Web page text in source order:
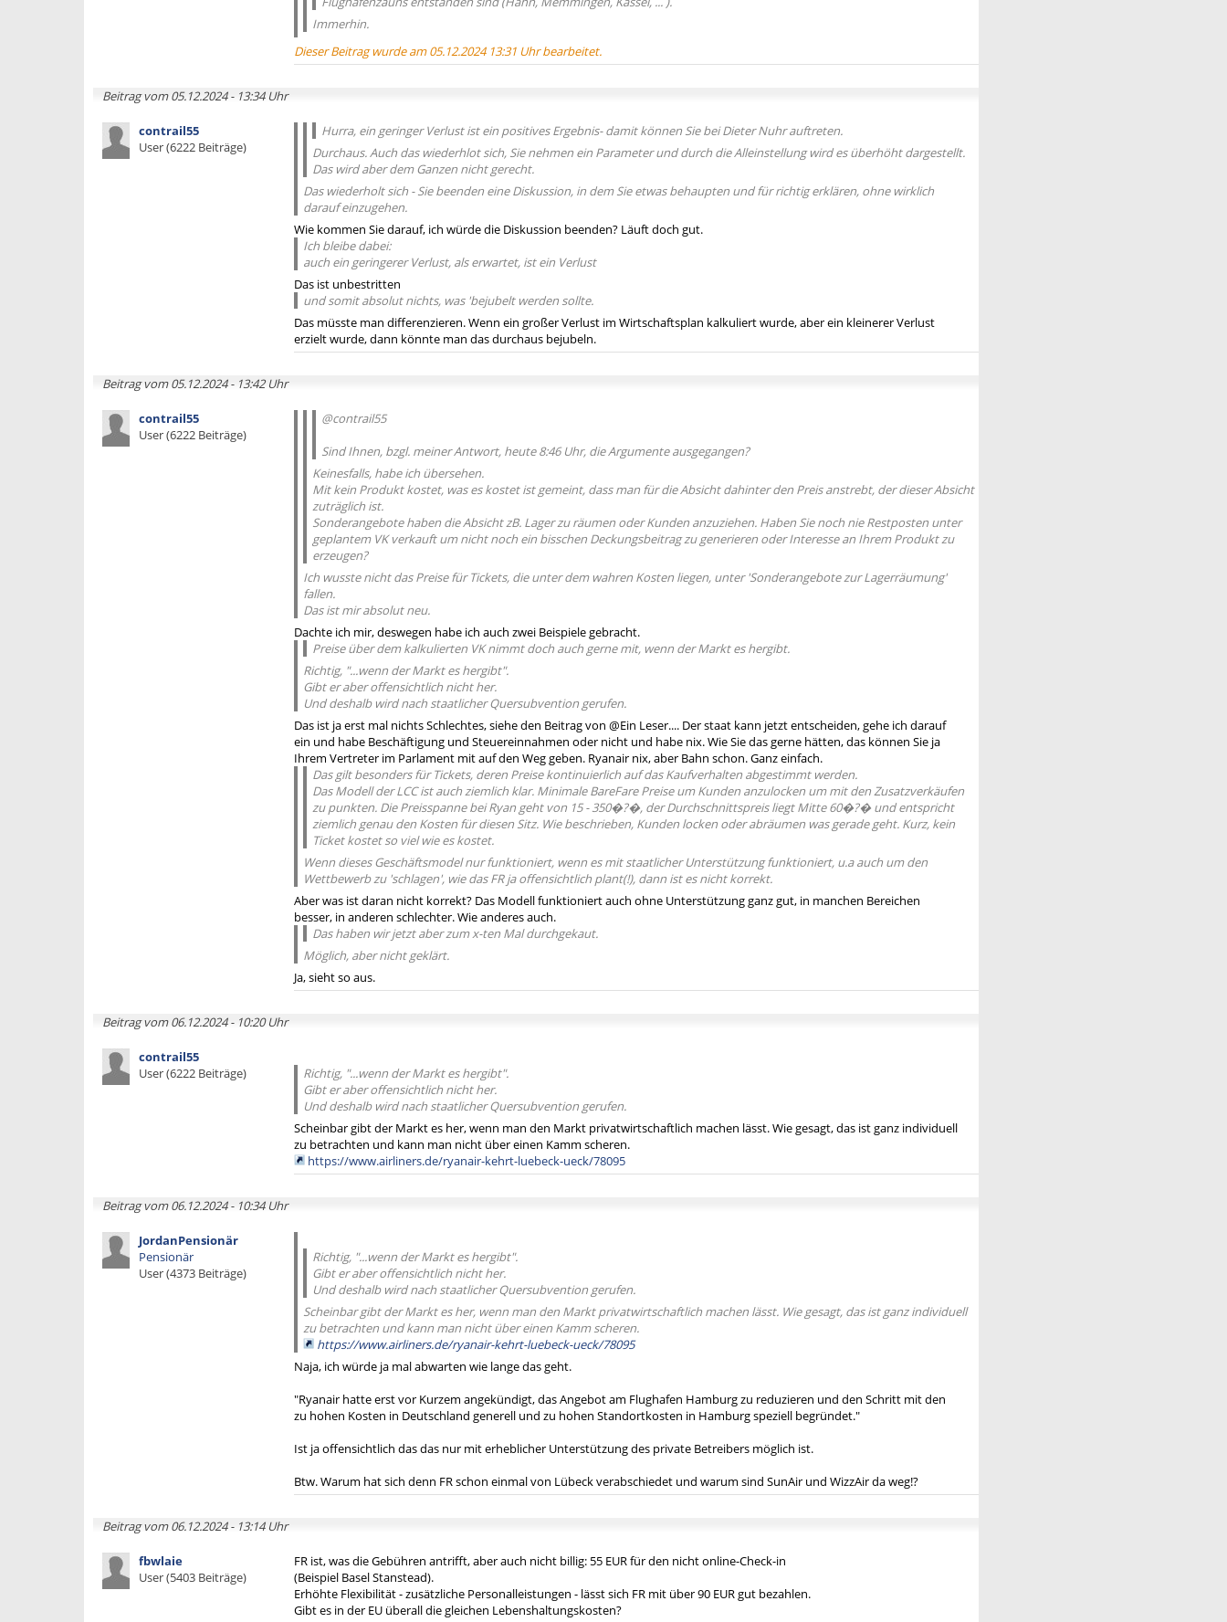
Immerhin.
Dieser Beitrag wurde am 05.12.2024 13:31 Uhr bearbeitet.
Beitrag vom 05.12.2024 - 13:34 Uhr
contrail55
User (6222 Beiträge)
Hurra, ein geringer Verlust ist ein positives Ergebnis- damit können Sie bei Dieter Nuhr auftreten.
Durchaus. Auch das wiederhlot sich, Sie nehmen ein Parameter und durch die Alleinstellung wird es überhöht dargestellt.
Das wird aber dem Ganzen nicht gerecht.
Das wiederholt sich - Sie beenden eine Diskussion, in dem Sie etwas behaupten und für richtig erklären, ohne wirklich
darauf einzugehen.
Wie kommen Sie darauf, ich würde die Diskussion beenden? Läuft doch gut.
Ich bleibe dabei:
auch ein geringerer Verlust, als erwartet, ist ein Verlust
Das ist unbestritten
und somit absolut nichts, was 'bejubelt werden sollte.
Das müsste man differenzieren. Wenn ein großer Verlust im Wirtschaftsplan kalkuliert wurde, aber ein kleinerer Verlust
erzielt wurde, dann könnte man das durchaus bejubeln.
Beitrag vom 05.12.2024 - 13:42 Uhr
contrail55
User (6222 Beiträge)
@contrail55
Sind Ihnen, bzgl. meiner Antwort, heute 8:46 Uhr, die Argumente ausgegangen?
Keinesfalls, habe ich übersehen.
Mit kein Produkt kostet, was es kostet ist gemeint, dass man für die Absicht dahinter den Preis anstrebt, der dieser Absicht
zuträglich ist.
Sonderangebote haben die Absicht zB. Lager zu räumen oder Kunden anzuziehen. Haben Sie noch nie Restposten unter
geplantem VK verkauft um nicht noch ein bisschen Deckungsbeitrag zu generieren oder Interesse an Ihrem Produkt zu
erzeugen?
Ich wusste nicht das Preise für Tickets, die unter dem wahren Kosten liegen, unter 'Sonderangebote zur Lagerräumung'
fallen.
Das ist mir absolut neu.
Dachte ich mir, deswegen habe ich auch zwei Beispiele gebracht.
Preise über dem kalkulierten VK nimmt doch auch gerne mit, wenn der Markt es hergibt.
Richtig, "...wenn der Markt es hergibt".
Gibt er aber offensichtlich nicht her.
Und deshalb wird nach staatlicher Quersubvention gerufen.
Das ist ja erst mal nichts Schlechtes, siehe den Beitrag von @Ein Leser.... Der staat kann jetzt entscheiden, gehe ich darauf
ein und habe Beschäftigung und Steuereinnahmen oder nicht und habe nix. Wie Sie das gerne hätten, das können Sie ja
Ihrem Vertreter im Parlament mit auf den Weg geben. Ryanair nix, aber Bahn schon. Ganz einfach.
Das gilt besonders für Tickets, deren Preise kontinuierlich auf das Kaufverhalten abgestimmt werden.
Das Modell der LCC ist auch ziemlich klar. Minimale BareFare Preise um Kunden anzulocken um mit den Zusatzverkäufen
zu punkten. Die Preisspanne bei Ryan geht von 15 - 350�?�, der Durchschnittspreis liegt Mitte 60�?� und entspricht
ziemlich genau den Kosten für diesen Sitz. Wie beschrieben, Kunden locken oder abräumen was gerade geht. Kurz, kein
Ticket kostet so viel wie es kostet.
Wenn dieses Geschäftsmodel nur funktioniert, wenn es mit staatlicher Unterstützung funktioniert, u.a auch um den
Wettbewerb zu 'schlagen', wie das FR ja offensichtlich plant(!), dann ist es nicht korrekt.
Aber was ist daran nicht korrekt? Das Modell funktioniert auch ohne Unterstützung ganz gut, in manchen Bereichen
besser, in anderen schlechter. Wie anderes auch.
Das haben wir jetzt aber zum x-ten Mal durchgekaut.
Möglich, aber nicht geklärt.
Ja, sieht so aus.
Beitrag vom 06.12.2024 - 10:20 Uhr
contrail55
User (6222 Beiträge)
Richtig, "...wenn der Markt es hergibt".
Gibt er aber offensichtlich nicht her.
Und deshalb wird nach staatlicher Quersubvention gerufen.
Scheinbar gibt der Markt es her, wenn man den Markt privatwirtschaftlich machen lässt. Wie gesagt, das ist ganz individuell
zu betrachten und kann man nicht über einen Kamm scheren.
https://www.airliners.de/ryanair-kehrt-luebeck-ueck/78095
Beitrag vom 06.12.2024 - 10:34 Uhr
JordanPensionär
Pensionär
User (4373 Beiträge)
Richtig, "...wenn der Markt es hergibt".
Gibt er aber offensichtlich nicht her.
Und deshalb wird nach staatlicher Quersubvention gerufen.
Scheinbar gibt der Markt es her, wenn man den Markt privatwirtschaftlich machen lässt. Wie gesagt, das ist ganz individuell
zu betrachten und kann man nicht über einen Kamm scheren.
https://www.airliners.de/ryanair-kehrt-luebeck-ueck/78095
Naja, ich würde ja mal abwarten wie lange das geht.
"Ryanair hatte erst vor Kurzem angekündigt, das Angebot am Flughafen Hamburg zu reduzieren und den Schritt mit den
zu hohen Kosten in Deutschland generell und zu hohen Standortkosten in Hamburg speziell begründet."
Ist ja offensichtlich das das nur mit erheblicher Unterstützung des private Betreibers möglich ist.
Btw. Warum hat sich denn FR schon einmal von Lübeck verabschiedet und warum sind SunAir und WizzAir da weg!?
Beitrag vom 06.12.2024 - 13:14 Uhr
fbwlaie
User (5403 Beiträge)
FR ist, was die Gebühren antrifft, aber auch nicht billig: 55 EUR für den nicht online-Check-in
(Beispiel Basel Stanstead).
Erhöhte Flexibilität - zusätzliche Personalleistungen - lässt sich FR mit über 90 EUR gut bezahlen.
Gibt es in der EU überall die gleichen Lebenshaltungskosten?